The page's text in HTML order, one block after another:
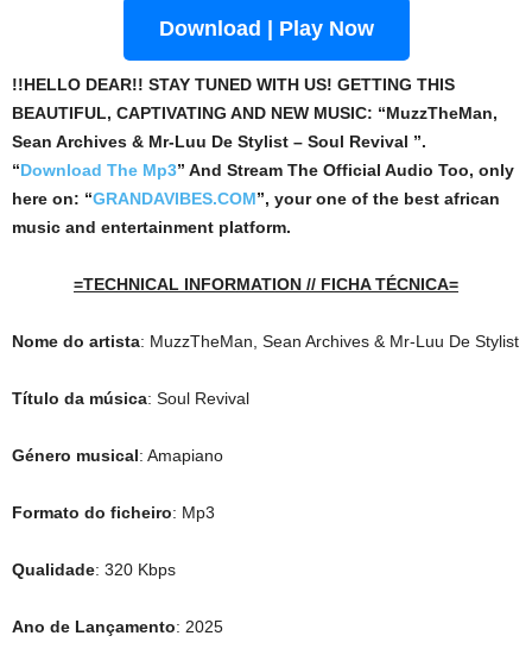
Download | Play Now
!!HELLO DEAR!! STAY TUNED WITH US! GETTING THIS
BEAUTIFUL, CAPTIVATING AND NEW MUSIC: “MuzzTheMan,
Sean Archives & Mr-Luu De Stylist – Soul Revival ”.
“Download The Mp3” And Stream The Official Audio Too, only
here on: “GRANDAVIBES.COM”, your one of the best african
music and entertainment platform.
=TECHNICAL INFORMATION // FICHA TÉCNICA=
Nome do artista: MuzzTheMan, Sean Archives & Mr-Luu De Stylist
Título da música: Soul Revival
Género musical: Amapiano
Formato do ficheiro: Mp3
Qualidade: 320 Kbps
Ano de Lançamento: 2025